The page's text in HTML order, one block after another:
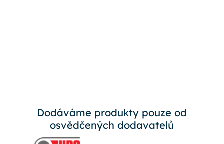
Dodáváme produkty pouze od
osvědčených dodavatelů